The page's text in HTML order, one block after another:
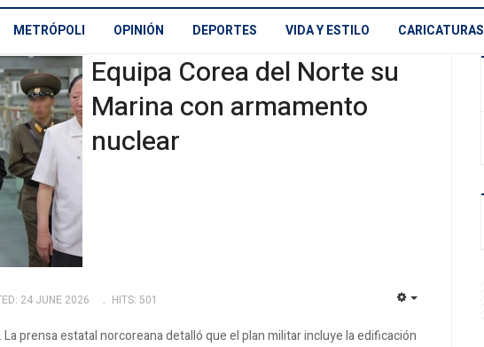
METRÓPOLI OPINIÓN DEPORTES VIDA Y ESTILO CARICATURAS
Equipa Corea del Norte su
Marina con armamento
nuclear
24 JUNE 2026 HITS: 501
prensa estatal norcoreana detalló que el plan militar incluye la edificación